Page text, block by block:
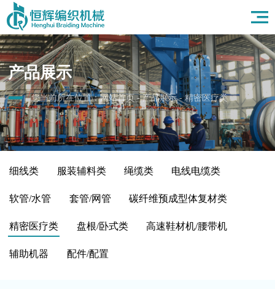
首页
关于我们
产品展示
应用领域
新闻资讯
人力资源
联系我们
产品展示
您当前所在位置：网站首页-产品展示-精密医疗类
细线类 服装辅料类 绳缆类 电线电缆类
软管/水管 套管/网管 碳纤维预成型体复材类
精密医疗类 盘根/卧式类 高速鞋材机/腰带机
辅助机器 配件/配置